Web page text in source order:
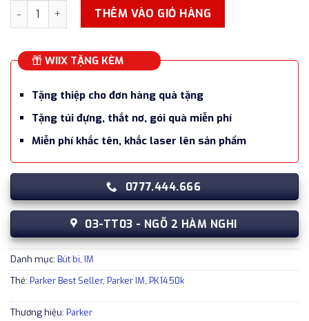
Bút bi ký tên Parker IM Đ-Blue Grey CT TB4-1975648 kèm
THÊM VÀO GIỎ HÀNG
WIIX TẶNG KÈM
Tặng thiệp cho đơn hàng quà tặng
Tặng túi đựng, thắt nơ, gói quà miễn phí
Miễn phí khắc tên, khắc laser lên sản phẩm
0777.444.666
03-TT03 - NGÕ 2 HÀM NGHI
Danh mục: Bút bi, IM
Thẻ: Parker Best Seller, Parker IM, PK1450k
Thương hiệu: Parker